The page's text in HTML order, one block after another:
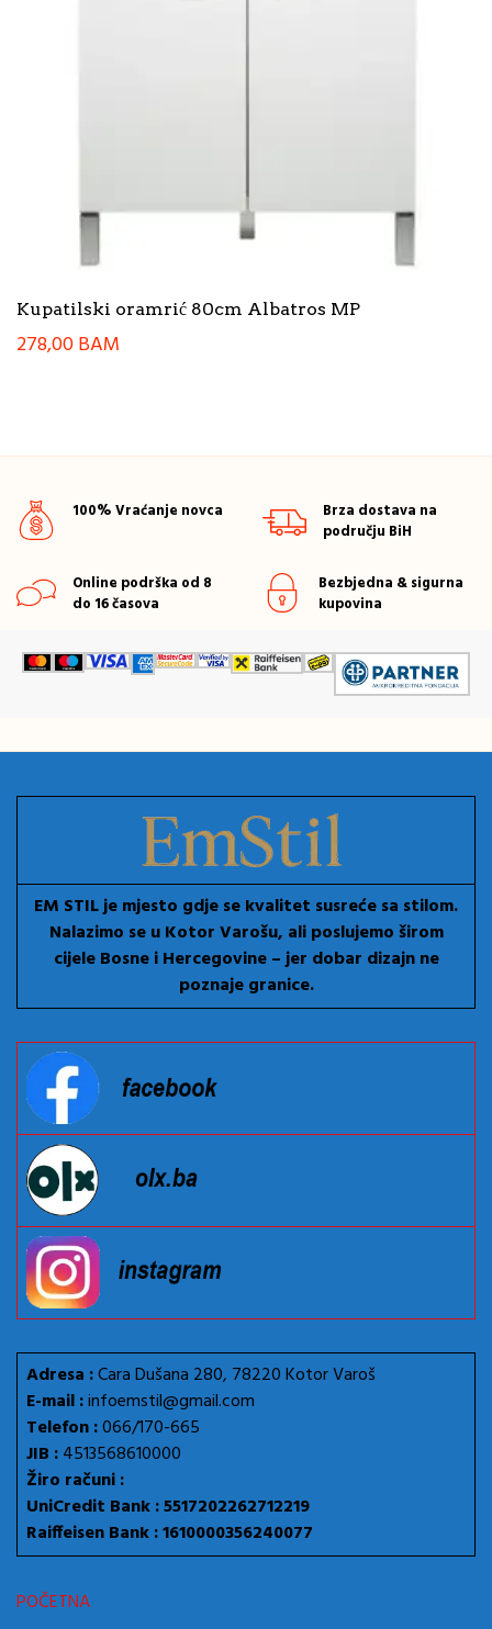
Kupatilski oramrić 80cm Albatros MP
278,00BAM
100% Vraćanje novca
Brza dostava na
području BiH
Online podrška od 8
do 16 časova
Bezbjedna & sigurna
kupovina
EM STIL je mjesto gdje se kvalitet susreće sa stilom.
Nalazimo se u Kotor Varošu, ali poslujemo širom
cijele Bosne i Hercegovine – jer dobar dizajn ne
poznaje granice.
Adresa :Cara Dušana 280, 78220 Kotor Varoš
E-mail :infoemstil@gmail.com
Telefon :066/170-665
JIB :4513568610000
Žiro računi :
UniCredit Bank : 5517202262712219
Raiffeisen Bank : 1610000356240077
POČETNA